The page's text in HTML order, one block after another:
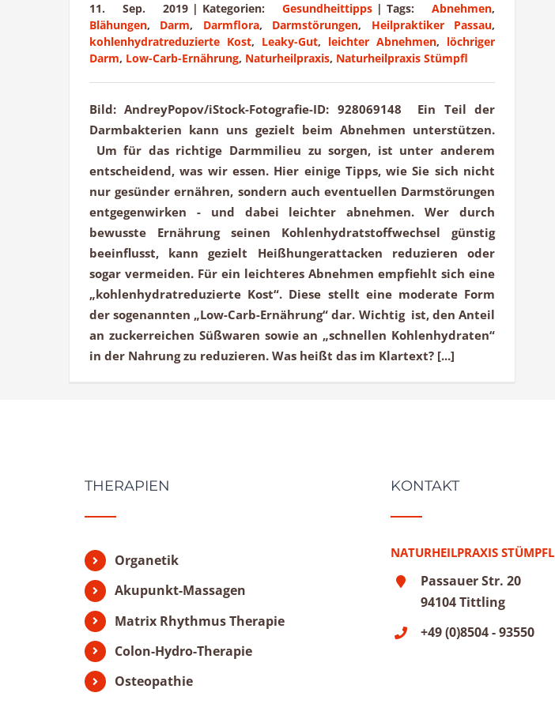
11. Sep. 2019 | Kategorien: Gesundheittipps | Tags: Abnehmen,
Blähungen, Darm, Darmflora, Darmstörungen, Heilpraktiker Passau,
kohlenhydratreduzierte Kost, Leaky-Gut, leichter Abnehmen, löchriger
Darm, Low-Carb-Ernährung, Naturheilpraxis, Naturheilpraxis Stümpfl
Bild: AndreyPopov/iStock-Fotografie-ID: 928069148 Ein Teil der
Darmbakterien kann uns gezielt beim Abnehmen unterstützen.
Um für das richtige Darmmilieu zu sorgen, ist unter anderem
entscheidend, was wir essen. Hier einige Tipps, wie Sie sich nicht
nur gesünder ernähren, sondern auch eventuellen Darmstörungen
entgegenwirken - und dabei leichter abnehmen. Wer durch
bewusste Ernährung seinen Kohlenhydratstoffwechsel günstig
beeinflusst, kann gezielt Heißhungerattacken reduzieren oder
sogar vermeiden. Für ein leichteres Abnehmen empfiehlt sich eine
„kohlenhydratreduzierte Kost“. Diese stellt eine moderate Form
der sogenannten „Low-Carb-Ernährung“ dar. Wichtig ist, den Anteil
an zuckerreichen Süßwaren sowie an „schnellen Kohlenhydraten“
in der Nahrung zu reduzieren. Was heißt das im Klartext? [...]
THERAPIEN
Organetik
Akupunkt-Massagen
Matrix Rhythmus Therapie
Colon-Hydro-Therapie
Osteopathie
KONTAKT
NATURHEILPRAXIS STÜMPFL
Passauer Str. 20
94104 Tittling
+49 (0)8504 - 93550